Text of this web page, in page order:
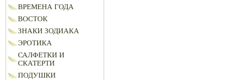
ВРЕМЕНА ГОДА
ВОСТОК
ЗНАКИ ЗОДИАКА
ЭРОТИКА
САЛФЕТКИ И
СКАТЕРТИ
ПОДУШКИ